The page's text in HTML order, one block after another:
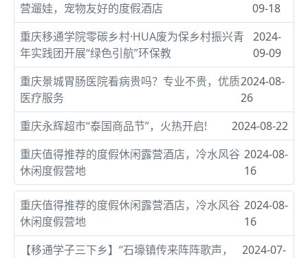
营遛娃，宠物友好的度假酒店
09-18
重庆移通学院零碳乡村·HUA废为保乡村振兴青
年实践团开展“绿色引航”环保教
2024-
09-09
重庆景城胃肠医院看病贵吗？专业不贵，优质
医疗服务
2024-08-
26
重庆永辉超市“泰国商品节”，火热开启!
2024-08-22
重庆值得推荐的度假休闲露营酒店，冷水风谷
休闲度假营地
2024-08-
16
重庆值得推荐的度假休闲露营酒店，冷水风谷
休闲度假营地
2024-08-
16
【移通学子三下乡】“石壕镇传来阵阵歌声，
2024-07-